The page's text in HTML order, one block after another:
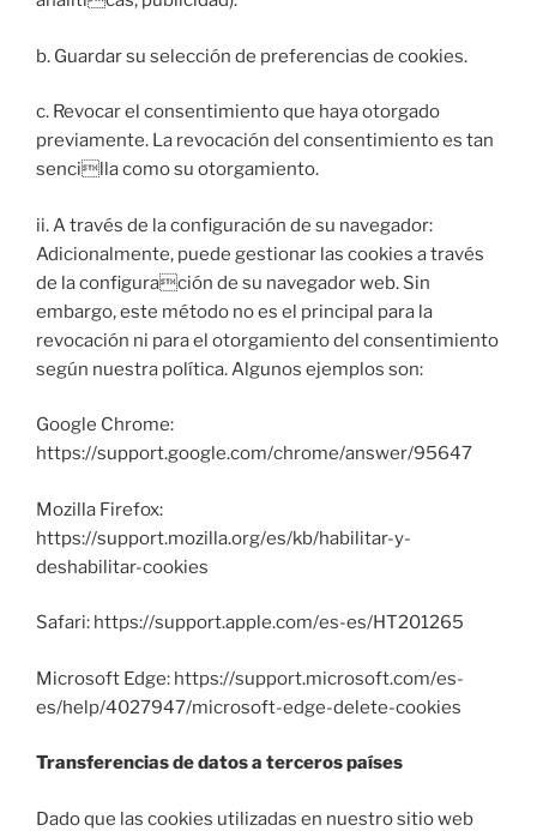
b. Guardar su selección de preferencias de cookies.
c. Revocar el consentimiento que haya otorgado
previamente. La revocación del consentimiento es tan
sencilla como su otorgamiento.
ii. A través de la configuración de su navegador:
Adicionalmente, puede gestionar las cookies a través
de la configuración de su navegador web. Sin
embargo, este método no es el principal para la
revocación ni para el otorgamiento del consentimiento
según nuestra política. Algunos ejemplos son:
Google Chrome:
https://support.google.com/chrome/answer/95647
Mozilla Firefox:
https://support.mozilla.org/es/kb/habilitar-y-
deshabilitar-cookies
Safari: https://support.apple.com/es-es/HT201265
Microsoft Edge: https://support.microsoft.com/es-
es/help/4027947/microsoft-edge-delete-cookies
Transferencias de datos a terceros países
Dado que las cookies utilizadas en nuestro sitio web